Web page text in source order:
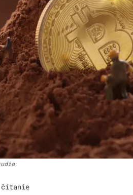
čítanie